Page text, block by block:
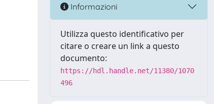
Informazioni
Utilizza questo identificativo per
citare o creare un link a questo
documento:
https://hdl.handle.net/11380/1070
496